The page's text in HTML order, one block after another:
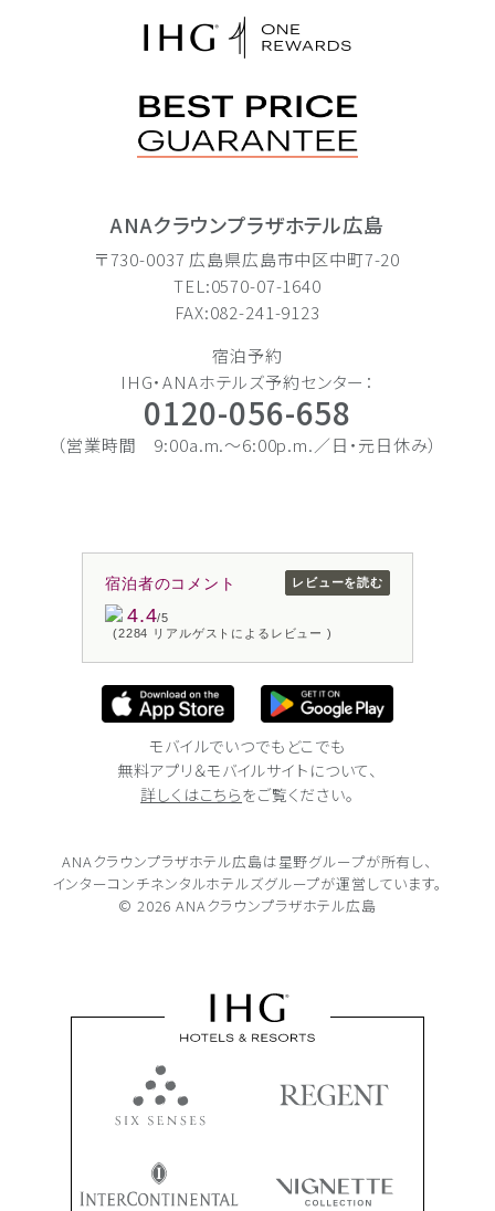
ANAクラウンプラザホテル広島
〒730-0037 広島県広島市中区中町7-20
TEL:0570-07-1640
FAX:082-241-9123
宿泊予約
IHG・ANAホテルズ予約センター：
0120-056-658
（営業時間 9:00a.m.〜6:00p.m.／日・元日休み）
宿泊者のコメント
4.4/5
(2284 リアルゲストによるレビュー )
レビューを読む
モバイルでいつでもどこでも
無料アプリ＆モバイルサイトについて、
詳しくはこちらをご覧ください。
ANAクラウンプラザホテル広島は星野グループが所有し、
インターコンチネンタルホテルズグループが運営しています。
© 2026 ANAクラウンプラザホテル広島